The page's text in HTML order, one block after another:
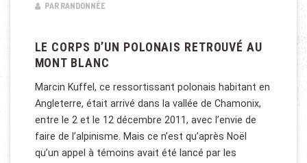
PAR RANDONNÉE
LE CORPS D’UN POLONAIS RETROUVÉ AU
MONT BLANC
Marcin Kuffel, ce ressortissant polonais habitant en
Angleterre, était arrivé dans la vallée de Chamonix,
entre le 2 et le 12 décembre 2011, avec l’envie de
faire de l’alpinisme. Mais ce n’est qu’après Noël
qu’un appel à témoins avait été lancé par les